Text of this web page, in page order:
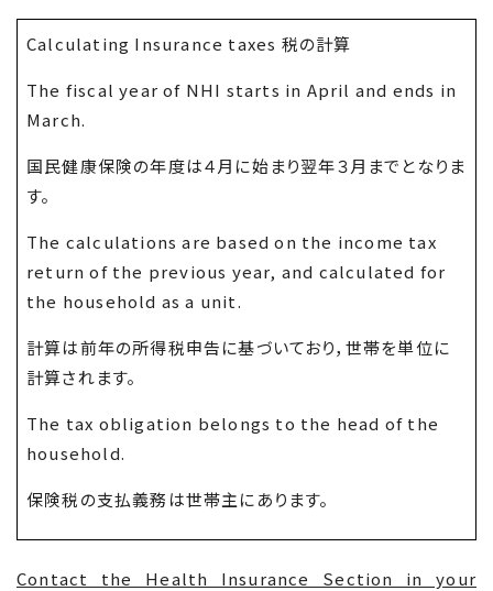
Calculating Insurance taxes 税の計算
The fiscal year of NHI starts in April and ends in
March.
国民健康保険の年度は４月に始まり翌年３月までとなりま
す。
The calculations are based on the income tax
return of the previous year, and calculated for
the household as a unit.
計算は前年の所得税申告に基づいており，世帯を単位に
計算されます。
The tax obligation belongs to the head of the
household.
保険税の支払義務は世帯主にあります。
Contact the Health Insurance Section in your